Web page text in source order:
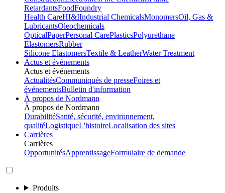
RetardantsFoodFoundry
Health CareHI&IIndustrial ChemicalsMonomersOil, Gas &
LubricantsOleochemicals
OpticalPaperPersonal CarePlasticsPolyurethane
ElastomersRubber
Silicone ElastomersTextile & LeatherWater Treatment
Actus et événements
Actus et événements
ActualitésCommuniqués de presseFoires et
événementsBulletin d'information
À propos de Nordmann
À propos de Nordmann
DurabilitéSanté, sécurité, environnement,
qualitéLogistiqueL'histoireLocalisation des sites
Carrières
Carrières
OpportunitésApprentissageFormulaire de demande
Produits